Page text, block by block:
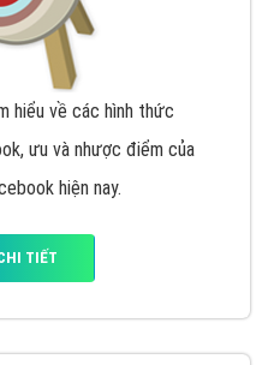
hiểu về các hình thức
ưu và nhược điểm của
hiện nay.
TIẾT